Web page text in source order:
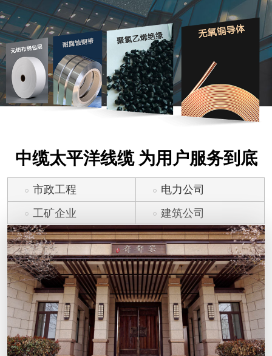
中缆太平洋线缆 为用户服务到底
市政工程
电力公司
工矿企业
建筑公司